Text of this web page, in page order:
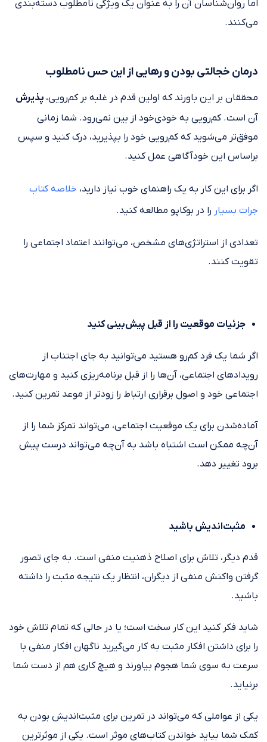
اما روان‌شناسان آن را به عنوان یک ویژگی نامطلوب دسته‌بندی
می‌کنند.
درمان خجالتی بودن و رهایی از این حس نامطلوب
محققان بر این باورند که اولین قدم در غلبه بر کم‌رویی، پذیرش
آن است. کم‌رویی به خودی‌خود از بین نمی‌رود. شما زمانی
موفق‌تر می‌شوید که کم‌رویی خود را بپذیرید، درک کنید و سپس
براساس این خودآگاهی عمل کنید.
اگر برای این کار به یک راهنمای خوب نیاز دارید، خلاصه کتاب
جرات بسیار را در بوکاپو مطالعه کنید.
تعدادی از استراتژی‌های مشخص، می‌توانند اعتماد اجتماعی را
تقویت کنند.
جزئیات موقعیت را از قبل پیش‌بینی کنید
اگر شما یک فرد کم‌رو هستید می‌توانید به ‌جای اجتناب از
رویدادهای اجتماعی، آن‌ها را از قبل برنامه‌ریزی کنید و مهارت‌های
اجتماعی خود و اصول برقراری ارتباط را زودتر از موعد تمرین کنید.
آماده‌شدن برای یک موقعیت اجتماعی، می‌تواند تمرکز شما را از
آن‌چه ممکن است اشتباه باشد به آن‌چه می‌تواند درست پیش
برود تغییر دهد.
مثبت‌اندیش باشید
قدم دیگر، تلاش برای اصلاح ذهنیت منفی است. به ‌جای تصور
گرفتن واکنش منفی از دیگران، انتظار یک نتیجه مثبت را داشته
باشید.
شاید فکر کنید این کار سخت است؛ یا در حالی که تمام تلاش خود
را برای داشتن افکار مثبت به کار می‌گیرید ناگهان افکار منفی با
سرعت به سوی شما هجوم بیاورند و هیچ کاری هم از دست شما
برنیاید.
یکی از عواملی که می‌تواند در تمرین برای مثبت‌اندیش بودن به
کمک شما بیاید خواندن کتاب‌های موثر است. یکی از موثرترین